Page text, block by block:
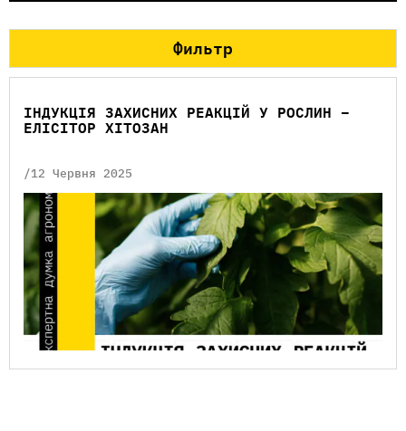
Фильтр
ІНДУКЦІЯ ЗАХИСНИХ РЕАКЦІЙ У РОСЛИН –
ЕЛІСІТОР ХІТОЗАН
/12 Червня 2025